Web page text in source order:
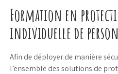
Formation en
individuelle de
Afin de déployer de manière
l’ensemble des solutions de